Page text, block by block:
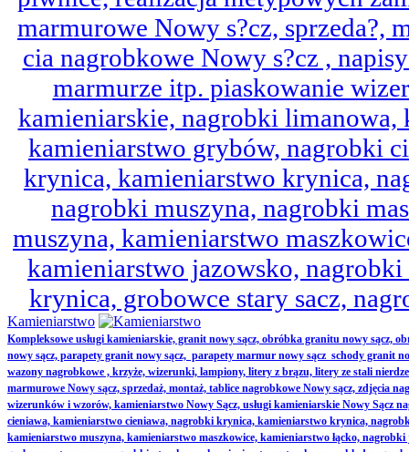
marmurowe Nowy s?cz, sprzeda?,
cia nagrobkowe Nowy s?cz ,
marmurze itp. piaskowanie
kamieniarskie, nagrobki
kamieniarstwo grybów, nagrobki
krynica, kamieniarstwo krynica,
nagrobki muszyna, nagrobki
muszyna, kamieniarstwo
kamieniarstwo jazowsko,
krynica, grobowce stary sacz,
Kamieniarstwo
Kompleksowe usługi kamieniarskie, granit nowy sącz, obróbka granitu nowy sącz,
nowy sącz, parapety granit nowy sącz, parapety marmur nowy sącz schody granit
wazony nagrobkowe , krzyże, wizerunki, lampiony, litery z brązu, litery ze stali
marmurowe Nowy sącz, sprzedaż, montaż, tablice nagrobkowe Nowy sącz, zdjęcia
wizerunków i wzorów, kamieniarstwo Nowy Sącz, usługi kamieniarskie Nowy
cieniawa, kamieniarstwo cieniawa, nagrobki krynica, kamieniarstwo krynica,
kamieniarstwo muszyna, kamieniarstwo maszkowice, kamieniarstwo łącko,